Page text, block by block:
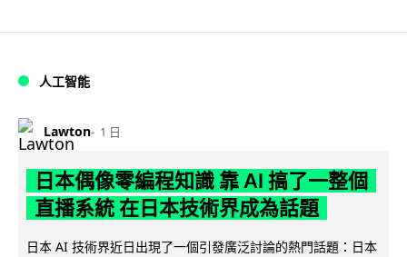
人工智能
Lawton 1 日
日本偶像零編程知識 靠 AI 搞了一整個
直播系統 在日本技術界成為話題
日本 AI 技術界近日出現了一個引發廣泛討論的熱門話題：日本